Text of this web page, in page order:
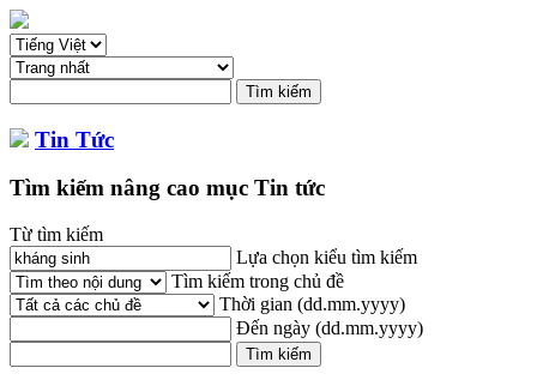
Tin Tức
Tìm kiếm nâng cao mục Tin tức
Từ tìm kiếm
Lựa chọn kiểu tìm kiếm
Tìm kiếm trong chủ đề
Thời gian (dd.mm.yyyy)
Đến ngày (dd.mm.yyyy)